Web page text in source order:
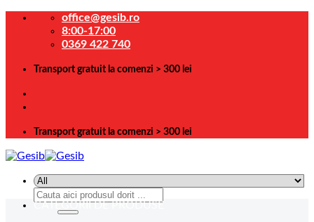
Skip
office@gesib.ro
8:00-17:00
0369 422 740
Transport gratuit la comenzi > 300 lei
Transport gratuit la comenzi > 300 lei
Caută
CATEGORII DE PRODUSE